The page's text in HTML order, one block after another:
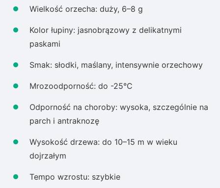
Wielkość orzecha: duży, 6–8 g
Kolor łupiny: jasnobrązowy z delikatnymi
paskami
Smak: słodki, maślany, intensywnie orzechowy
Mrozoodporność: do -25°C
Odporność na choroby: wysoka, szczególnie na
parch i antraknozę
Wysokość drzewa: do 10–15 m w wieku
dojrzałym
Tempo wzrostu: szybkie